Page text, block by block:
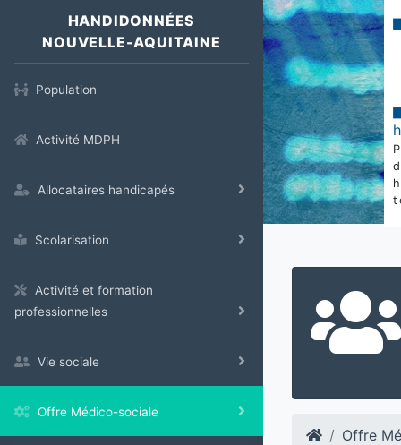
HANDIDONNÉES
NOUVELLE-AQUITAINE
Population
Activité MDPH
Allocataires handicapés
Scolarisation
Activité et formation
professionnelles
Vie sociale
Offre Médico-sociale
Offre